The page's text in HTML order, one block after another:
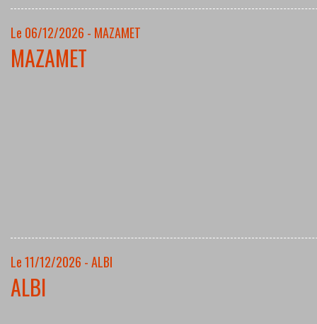
Le 06/12/2026 - MAZAMET
MAZAMET
Le 11/12/2026 - ALBI
ALBI